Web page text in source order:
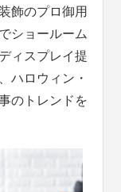
飾のプロ御用
ショールーム
ィスプレイ提
ハロウィン・
のトレンドを